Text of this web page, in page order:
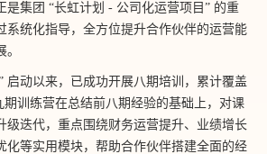
是集团 “长虹计划 - 公司化运营项目” 的重
系统化指导，全方位提升合作伙伴的运营能
启动以来，已成功开展八期培训，累计覆盖
期训练营在总结前八期经验的基础上，对课
级迭代，重点围绕财务运营提升、业绩增长
化等实用模块，帮助合作伙伴搭建全面的经